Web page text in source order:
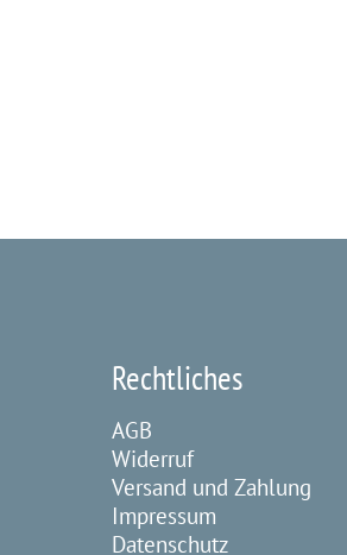
Rechtliches
AGB
Widerruf
Versand und Zahlung
Impressum
Datenschutz